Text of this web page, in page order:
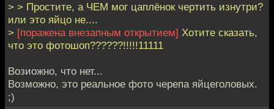
> > Простите, а ЧЕМ мог цаплёнок чертить изнутри?
или это яйцо не....
> [поражена внезапным открытием] Хотите сказать,
что это фотошоп??????!!!!!11111
Возиожно, что нет...
Возможно, это реальное фото черепа яйцеголовых.
;)